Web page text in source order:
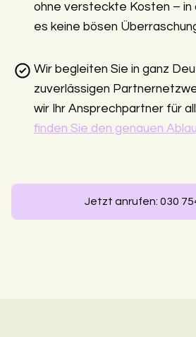
ohne versteckte Kosten – in
es keine bösen
Wir begleiten Sie in ganz
zuverlässigen
wir Ihr Ansprechpartner für
finden Sie den genauen
Jetzt anrufen: 030